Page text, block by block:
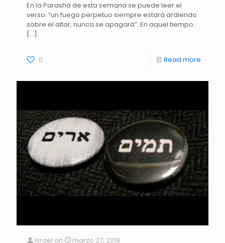
En la Parashá de esta semana se puede leer el
verso: “un fuego perpetuo siempre estará ardiendo
sobre el altar, nunca se apagará”. En aquel tiempo
[…]
0 Read more
Israel on marzo 27, 2019